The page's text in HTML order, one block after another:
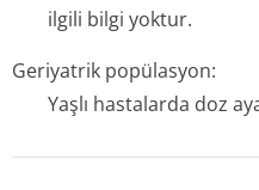
ilgili bilgi yoktur.
Geriyatrik popülasyon:
Yaşlı hastalarda doz